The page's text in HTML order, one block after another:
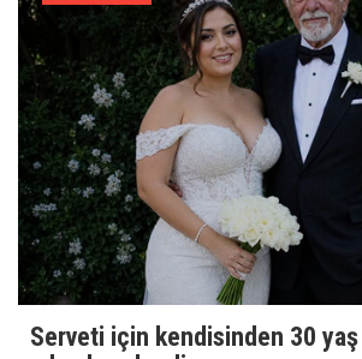
Serveti için kendisinden 30